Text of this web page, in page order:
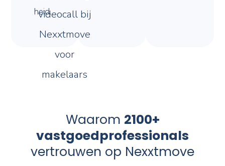
heid.
Waarom 2100+
vastgoedprofessionals
vertrouwen op Nexxtmove